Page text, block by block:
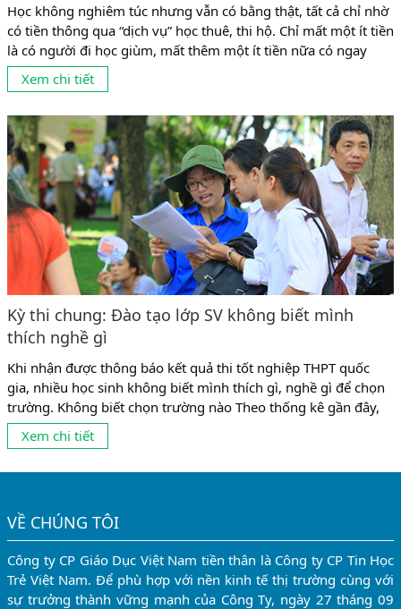
Học không nghiêm túc nhưng vẫn có bằng thật, tất cả chỉ nhờ
có tiền thông qua “dịch vụ” học thuê, thi hộ. Chỉ mất một ít tiền
là có người đi học giùm, mất thêm một ít tiền nữa có ngay
người đi thi giùm. Chuyện học thuê, thi hộ (học giả, thi giả) đã
hợp pháp hóa cho những...
Xem chi tiết
Kỳ thi chung: Đào tạo lớp SV không biết mình
thích nghề gì
Khi nhận được thông báo kết quả thi tốt nghiệp THPT quốc
gia, nhiều học sinh không biết mình thích gì, nghề gì để chọn
trường. Không biết chọn trường nào Theo thống kê gần đây,
có tới 10% số sinh viên không theo được ngành mình đang
học vì chọn nghề chưa phù hợp. Và có lẽ, con số này còn...
Xem chi tiết
VỀ CHÚNG TÔI
Công ty CP Giáo Dục Việt Nam tiền thân là Công ty CP Tin Học
Trẻ Việt Nam. Để phù hợp với nền kinh tế thị trường cùng với
sự trưởng thành vững mạnh của Công Ty, ngày 27 tháng 09